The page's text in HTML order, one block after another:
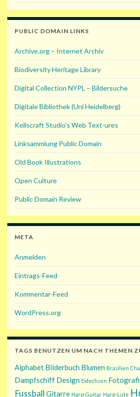
PUBLIC DOMAIN LINKS
Archive.org – Internet Archiv
Biodiversity Heritage Library
Digital Collection NYPL – Bildersuche
Digitale Bibliothek (Uni Heidelberg)
Kellscraft Studio's Web Text-ures
Linksammlung Public Domain
Old Book Illustrations
Open Culture
Public Domain Review
META
Anmelden
Eintrags-Feed
Kommentar-Feed
WordPress.org
TAGS BENUTZEN UM NACH THEMEN
Alphabet Bilderbuch Blumen Brasilien
Dampfschiff Design Eidechsen
Fussball Gitarre Harp-Guitar Harp-Lute